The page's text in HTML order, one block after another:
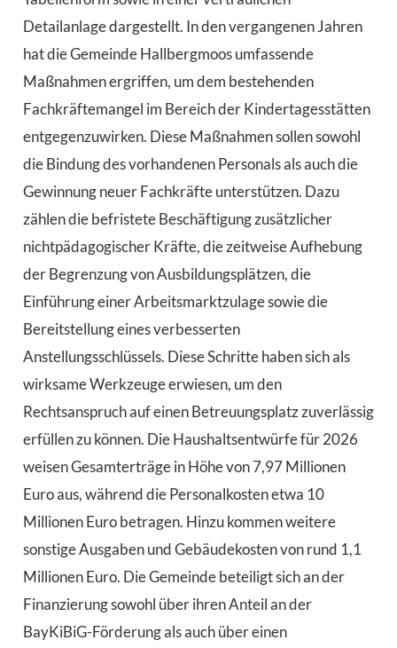
Detailanlage dargestellt. In den vergangenen Jahren
hat die Gemeinde Hallbergmoos umfassende
Maßnahmen ergriffen, um dem bestehenden
Fachkräftemangel im Bereich der Kindertagesstätten
entgegenzuwirken. Diese Maßnahmen sollen sowohl
die Bindung des vorhandenen Personals als auch die
Gewinnung neuer Fachkräfte unterstützen. Dazu
zählen die befristete Beschäftigung zusätzlicher
nichtpädagogischer Kräfte, die zeitweise Aufhebung
der Begrenzung von Ausbildungsplätzen, die
Einführung einer Arbeitsmarktzulage sowie die
Bereitstellung eines verbesserten
Anstellungsschlüssels. Diese Schritte haben sich als
wirksame Werkzeuge erwiesen, um den
Rechtsanspruch auf einen Betreuungsplatz zuverlässig
erfüllen zu können. Die Haushaltsentwürfe für 2026
weisen Gesamterträge in Höhe von 7,97 Millionen
Euro aus, während die Personalkosten etwa 10
Millionen Euro betragen. Hinzu kommen weitere
sonstige Ausgaben und Gebäudekosten von rund 1,1
Millionen Euro. Die Gemeinde beteiligt sich an der
Finanzierung sowohl über ihren Anteil an der
BayKiBiG-Förderung als auch über einen